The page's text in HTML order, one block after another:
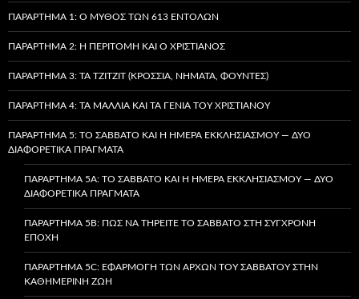
ΠΑΡΆΡΤΗΜΑ 1: Ο ΜΎΘΟΣ ΤΩΝ 613 ΕΝΤΟΛΏΝ
ΠΑΡΆΡΤΗΜΑ 2: Η ΠΕΡΙΤΟΜΉ ΚΑΙ Ο ΧΡΙΣΤΙΑΝΌΣ
ΠΑΡΆΡΤΗΜΑ 3: ΤΑ TZITZIT (ΚΡΌΣΣΙΑ, ΝΉΜΑΤΑ, ΦΟΎΝΤΕΣ)
ΠΑΡΆΡΤΗΜΑ 4: ΤΑ ΜΑΛΛΙΆ ΚΑΙ ΤΑ ΓΈΝΙΑ ΤΟΥ ΧΡΙΣΤΙΑΝΟΎ
ΠΑΡΆΡΤΗΜΑ 5: ΤΟ ΣΆΒΒΑΤΟ ΚΑΙ Η ΗΜΈΡΑ ΕΚΚΛΗΣΙΑΣΜΟΎ — ΔΎΟ
ΔΙΑΦΟΡΕΤΙΚΆ ΠΡΆΓΜΑΤΑ
ΠΑΡΆΡΤΗΜΑ 5A: ΤΟ ΣΆΒΒΑΤΟ ΚΑΙ Η ΗΜΈΡΑ ΕΚΚΛΗΣΙΑΣΜΟΎ — ΔΎΟ
ΔΙΑΦΟΡΕΤΙΚΆ ΠΡΆΓΜΑΤΑ
ΠΑΡΆΡΤΗΜΑ 5B: ΠΏΣ ΝΑ ΤΗΡΕΊΤΕ ΤΟ ΣΆΒΒΑΤΟ ΣΤΗ ΣΎΓΧΡΟΝΗ
ΕΠΟΧΉ
ΠΑΡΆΡΤΗΜΑ 5C: ΕΦΑΡΜΟΓΉ ΤΩΝ ΑΡΧΏΝ ΤΟΥ ΣΑΒΒΆΤΟΥ ΣΤΗΝ
ΚΑΘΗΜΕΡΙΝΉ ΖΩΉ